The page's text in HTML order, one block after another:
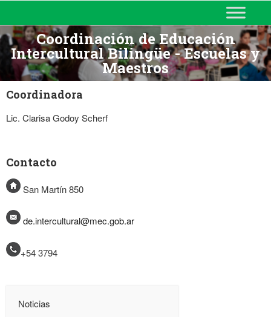
MINISTERIO DE EDUCACIÓN
DE CORRIENTES
Coordinación de Educación
Intercultural Bilingüe - Escuelas y
Maestros
Coordinadora
Lic. Clarisa Godoy Scherf
Contacto
San Martín 850
de.intercultural@mec.gob.ar
+54 3794
Noticias